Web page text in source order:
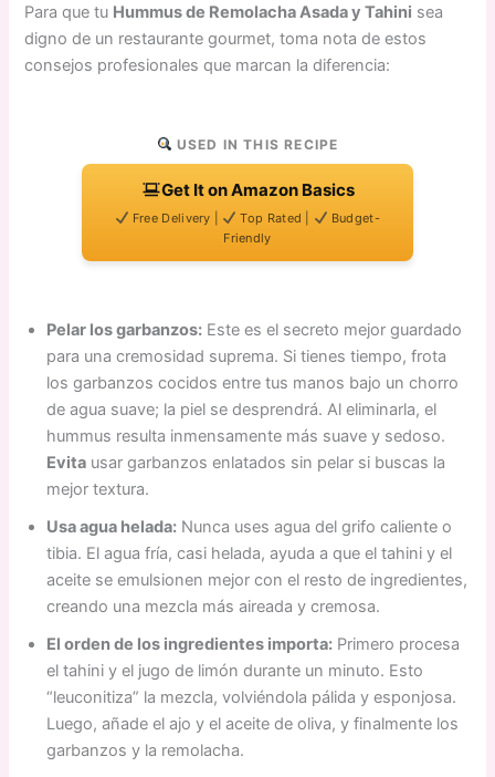
Para que tu Hummus de Remolacha Asada y Tahini sea
digno de un restaurante gourmet, toma nota de estos
consejos profesionales que marcan la diferencia:
USED IN THIS RECIPE
Get It on Amazon Basics
Free Delivery | Top Rated |
Budget-
Friendly
Pelar los garbanzos: Este es el secreto mejor guardado
para una cremosidad suprema. Si tienes tiempo, frota
los garbanzos cocidos entre tus manos bajo un chorro
de agua suave; la piel se desprendrá. Al eliminarla, el
hummus resulta inmensamente más suave y sedoso.
Evita usar garbanzos enlatados sin pelar si buscas la
mejor textura.
Usa agua helada: Nunca uses agua del grifo caliente o
tibia. El agua fría, casi helada, ayuda a que el tahini y el
aceite se emulsionen mejor con el resto de ingredientes,
creando una mezcla más aireada y cremosa.
El orden de los ingredientes importa: Primero procesa
el tahini y el jugo de limón durante un minuto. Esto
“leuconitiza” la mezcla, volviéndola pálida y esponjosa.
Luego, añade el ajo y el aceite de oliva, y finalmente los
garbanzos y la remolacha.